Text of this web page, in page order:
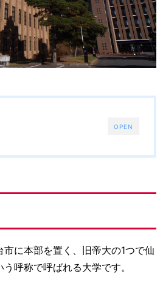
OPEN
に本部を置く、旧帝大の1つで仙
呼称で呼ばれる大学です。